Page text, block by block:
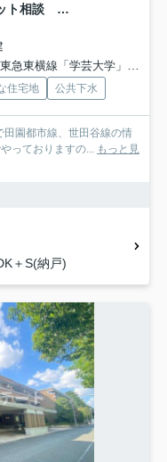
八雲テラスハウス ネット無料 ペット相談 3方角部屋
東急東横線「学芸大学」駅 徒歩23分
住宅地 公共下水
園都市線、世田谷線の情
っておりますの...
もっと見
＋S(納戸)